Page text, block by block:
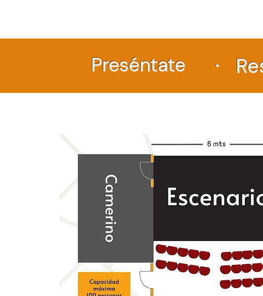
Preséntate ·